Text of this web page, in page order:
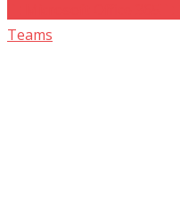
Teams